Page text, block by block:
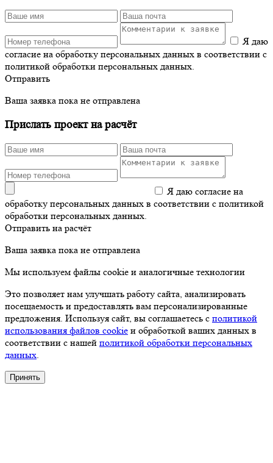
Я даю
согласие на обработку персональных данных в соответствии с
политикой обработки персональных данных.
Отправить
Ваша заявка пока не отправлена
Прислать проект на расчёт
Я даю согласие на
обработку персональных данных в соответствии с политикой
обработки персональных данных.
Отправить на расчёт
Ваша заявка пока не отправлена
Мы используем файлы cookie и аналогичные технологии
Это позволяет нам улучшать работу сайта, анализировать
посещаемость и предоставлять вам персонализированные
предложения. Используя сайт, вы соглашаетесь с политикой
использования файлов cookie и обработкой ваших данных в
соответствии с нашей политикой обработки персональных
данных.
Принять